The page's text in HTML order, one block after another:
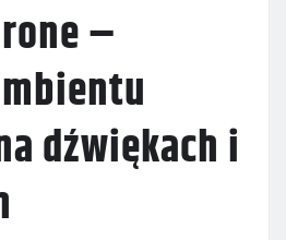
–
dźwiękach i